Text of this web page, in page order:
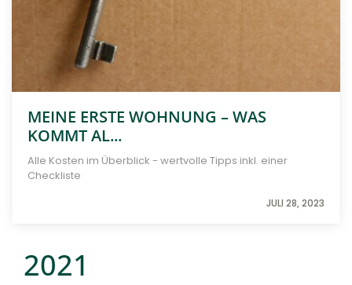
MEINE ERSTE WOHNUNG – WAS
KOMMT AL...
Alle Kosten im Überblick - wertvolle Tipps inkl. einer
Checkliste
JULI 28, 2023
2021